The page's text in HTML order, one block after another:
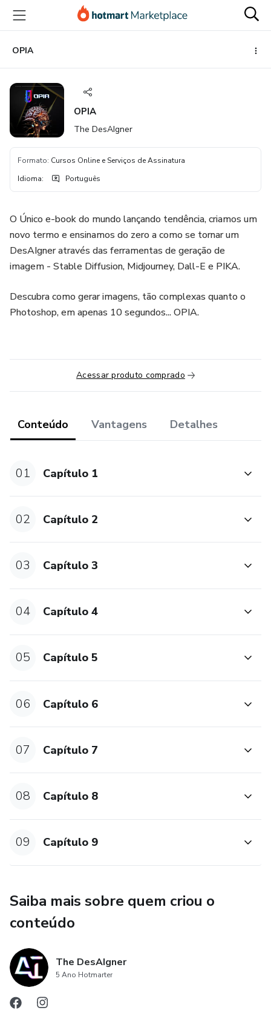
para
conteúdo
principal
para
pagamento
para
rodapé
OPIA
OPIA
The DesAIgner
Formato: Cursos Online e Serviços de Assinatura
Idioma: Português
O Único e-book do mundo lançando tendência, criamos um
novo termo e ensinamos do zero a como se tornar um
DesAIgner através das ferramentas de geração de
imagem - Stable Diffusion, Midjourney, Dall-E e PIKA.
Descubra como gerar imagens, tão complexas quanto o
Photoshop, em apenas 10 segundos... OPIA.
Acessar produto comprado
Conteúdo Vantagens Detalhes
01 Capítulo 1
02 Capítulo 2
03 Capítulo 3
04 Capítulo 4
05 Capítulo 5
06 Capítulo 6
07 Capítulo 7
08 Capítulo 8
09 Capítulo 9
Saiba mais sobre quem criou o
conteúdo
The DesAIgner
5 Ano Hotmarter